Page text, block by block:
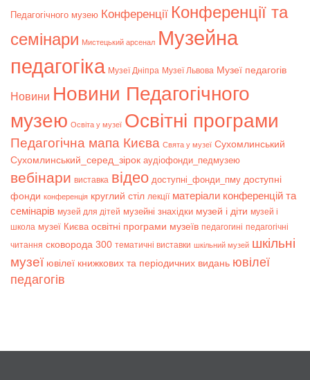
Педагогічного музею Конференції Конференції та
семінари Мистецький арсенал Музейна
педагогіка Музеї Дніпра Музеї Львова Музеї педагогів
Новини Новини Педагогічного
музею Освіта у музеї Освітні програми
Педагогічна мапа Києва Свята у музеї Сухомлинський
Сухомлинський_серед_зірок аудіофонди_педмузею
вебінари виставка відео доступні_фонди_пму доступні
фонди конференція круглий стіл лекції матеріали конференцій та
семінарів музей для дітей музейні знахідки музей і діти музей і
школа музеї Києва освітні програми музеїв педагогині педагогічні
читання сковорода 300 тематичні виставки шкільний музей шкільні
музеї ювілеї книжкових та періодичних видань ювілеї
педагогів